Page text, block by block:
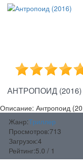
АНТРОПОИД
Описание: Антропоид
Жанр:Триллер
Просмотров:713
Загрузок:4
Рейтинг:5.0 / 1